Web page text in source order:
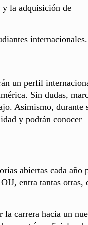
y la adquisición de
internacionales.
un perfil
Sin dudas,
Asimismo, durante
y podrán conocer
abiertas cada año
entra tantas otras,
la carrera hacia un